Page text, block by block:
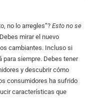
no lo arregles”? Esto no se
mirar el nuevo
cambiantes. Incluso si
para siempre. Debes tener
y descubrir cómo
consumidores ha sufrido
características que